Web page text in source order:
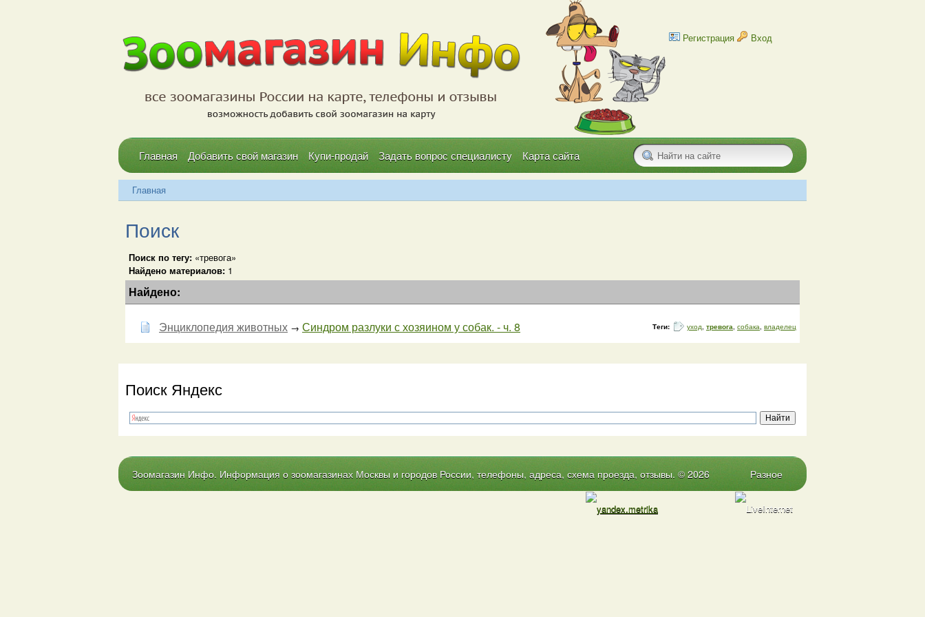
Регистрация Вход
Главная Добавить свой магазин Купи-продай Задать вопрос специалисту Карта сайта
Главная
Поиск
Поиск по тегу: «тревога»
Найдено материалов: 1
Найдено:
Энциклопедия животных → Синдром разлуки с хозяином у собак. - ч. 8 Теги: уход, тревога, собака, владелец
Поиск Яндекс
Зоомагазин Инфо. Информация о зоомагазинах Москвы и городов России, телефоны, адреса, схема проезда, отзывы. © 2026 Разное